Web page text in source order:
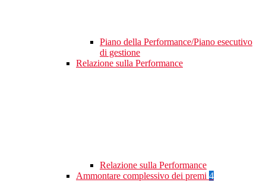
Piano della Performance/Piano esecutivo
di gestione
Relazione sulla Performance
Relazione sulla Performance
Ammontare complessivo dei premi 4